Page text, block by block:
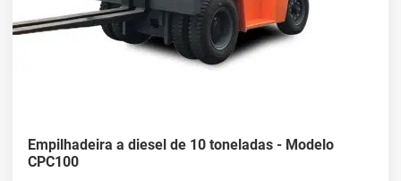
Empilhadeira a diesel de 10 toneladas - Modelo
CPC100